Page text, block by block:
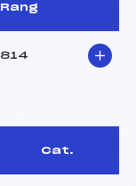
Rang
814
Cat.